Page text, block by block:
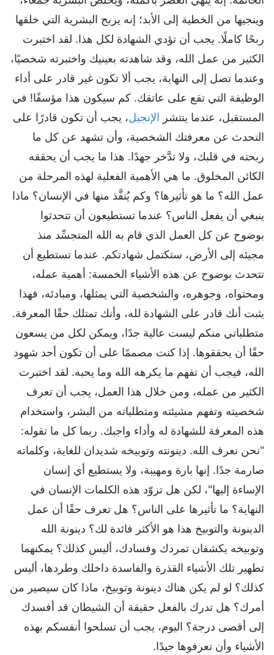
وينجيها من الخطية إلى الأبد؛ إنه يربح البشرية التي خلقها
ربحًا كاملًا. يجب أن تؤدي الشهادة لكل هذا. لقد اختبرت
الكثير من عمل الله، وقد شاهدته بعينيك واختبرته شخصيًا،
وعندما تصل إلى النهاية، يجب ألا تكون غير قادر على أداء
الوظيفة التي تقع على عاتقك. كم سيكون هذا مؤسفًا! في
المستقبل، عندما ينتشر الإنجيل، يجب أن تكون قادرًا على
التحدث عن معرفتك الشخصية، وأن تشهد عن كل ما
ربحته في قلبك، ولا تدَّخر جهدًا. هذا ما يجب أن يحققه
الكائن المخلوق. ما هي الأهمية الفعلية لهذه المرحلة من
عمل الله؟ ما هو تأثيرها؟ وكم يُنفَّذ منها في الإنسان؟ ماذا
ينبغي أن يفعل الناس؟ عندما تستطيعون أن تتحدثوا
بوضوح عن كل العمل الذي قام به الله المتجسِّد منذ
مجيئه إلى الأرض، ستكتمل شهادتكم. عندما تستطيع أن
تتحدث بوضوح عن هذه الأشياء الخمسة: أهمية عمله،
ومحتواه، وجوهره، والشخصية التي يمثلها، ومبادئه، فهذا
يثبت أنك قادر على الشهادة لله، وأنك تمتلك حقًا المعرفة.
متطلباتي منكم ليست عالية جدًا، ويمكن لكل من يسعون
حقًا أن يحققوها. إذا كنت مصممًا على أن تكون أحد شهود
الله، فيجب أن تفهم ما يكرهه الله وما يحبه. لقد اختبرت
الكثير من عمله، ومن خلال هذا العمل، يجب أن تعرف
شخصيته وتفهم مشيئته ومتطلباته من البشر، واستخدام
هذه المعرفة للشهادة له وأداء واجبك. ربما كل ما تقوله:
"نحن نعرف الله. دينونته وتوبيخه شديدان للغاية، وكلماته
صارمة جدًا. إنها بارة ومهيبة، ولا يستطيع أي إنسان
الإساءة إليها"، لكن هل تزوّد هذه الكلمات الإنسان في
النهاية؟ ما تأثيرها على الناس؟ هل تعرف حقًا أن عمل
الدينونة والتوبيخ هذا هو الأكثر فائدة لك؟ دينونة الله
وتوبيخه يكشفان تمردك وفسادك، أليس كذلك؟ يمكنهما
تطهير تلك الأشياء القذرة والفاسدة داخلك وطردها، أليس
كذلك؟ لو لم يكن هناك دينونة وتوبيخ، ماذا كان سيصير من
أمرك؟ هل تدرك بالفعل حقيقة أن الشيطان قد أفسدك
إلى أقصى درجة؟ اليوم، يجب أن تسلحوا أنفسكم بهذه
الأشياء وأن تعرفوها جيدًا.